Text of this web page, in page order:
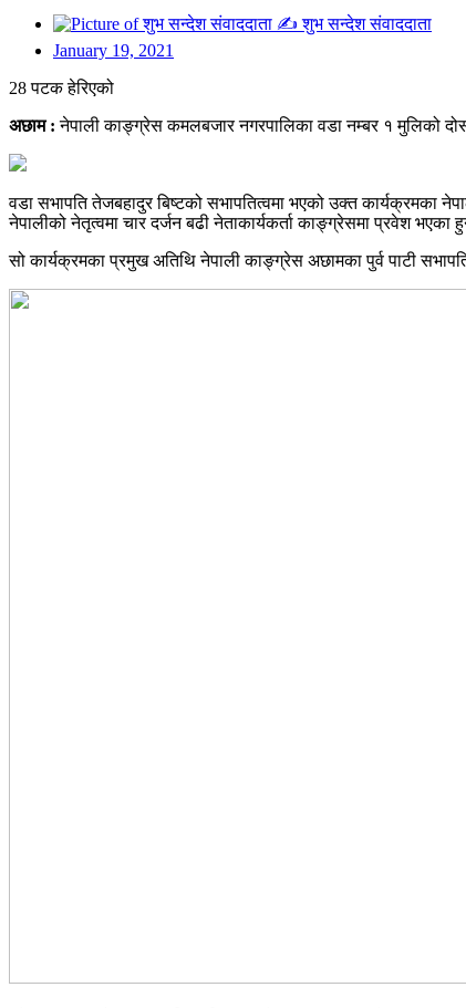
✍ शुभ सन्देश संवाददाता
January 19, 2021
28 पटक हेरिएको
अछाम : नेपाली काङ्ग्रेस कमलबजार नगरपालिका वडा नम्बर १ मुलिको
वडा सभापति तेजबहादुर बिष्टको सभापतित्वमा भएको उक्त कार्यक्रमका
नेपालीको नेतृत्वमा चार दर्जन बढी नेताकार्यकर्ता काङ्ग्रेसमा प्रवेश
सो कार्यक्रमका प्रमुख अतिथि नेपाली काङ्ग्रेस अछामका पुर्व पाटी